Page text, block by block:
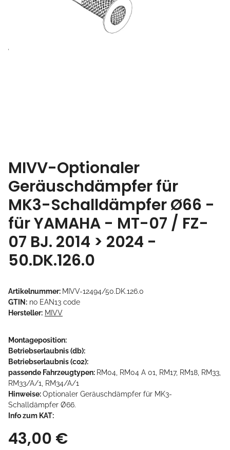
MIVV-Optionaler
Geräuschdämpfer für
MK3-Schalldämpfer Ø66 -
für YAMAHA - MT-07 / FZ-
07 BJ. 2014 > 2024 -
50.DK.126.0
Artikelnummer: MIVV-12494/50.DK.126.0
GTIN: no EAN13 code
Hersteller: MIVV
Montageposition:
Betriebserlaubnis (db):
Betriebserlaubnis (co2):
passende Fahrzeugtypen: RM04, RM04 A 01, RM17, RM18, RM33,
RM33/A/1, RM34/A/1
Hinweise:Optionaler Geräuschdämpfer für MK3-
Schalldämpfer Ø66.
Info zum KAT:
43,00 €